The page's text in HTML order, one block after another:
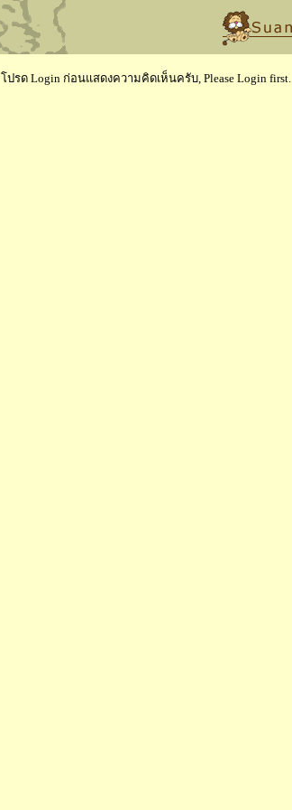
โปรด Login ก่อนแสดงความคิดเห็นครับ, Please Login first.